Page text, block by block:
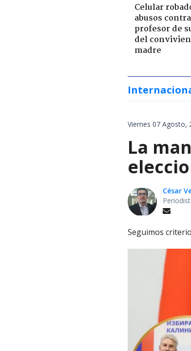
Celular
abusos
profesor de
del
madre
Viernes 07 Agosto,
La
César
Seguimos